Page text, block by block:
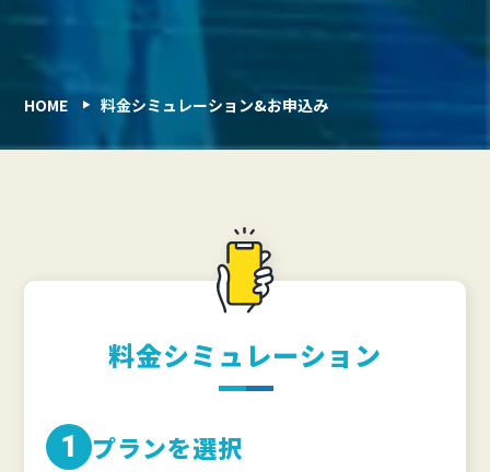
HOME 料金シミュレーション&お申込み
料金シミュレーション
1 プランを選択